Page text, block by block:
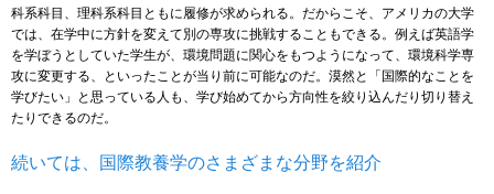
科系科目、理科系科目ともに履修が求められる。だからこそ、アメリカの大学
では、在学中に方針を変えて別の専攻に挑戦することもできる。例えば英語学
を学ぼうとしていた学生が、環境問題に関心をもつようになって、環境科学専
攻に変更する、といったことが当り前に可能なのだ。漠然と「国際的なことを
学びたい」と思っている人も、学び始めてから方向性を絞り込んだり切り替え
たりできるのだ。
続いては、国際教養学のさまざまな分野を紹介